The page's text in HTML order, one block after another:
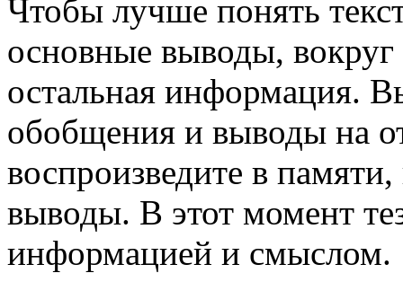
Чтобы лучше понять
основные выводы, вокруг
остальная информация.
обобщения и выводы на
воспроизведите в
выводы. В этот момент
информацией и смыслом.